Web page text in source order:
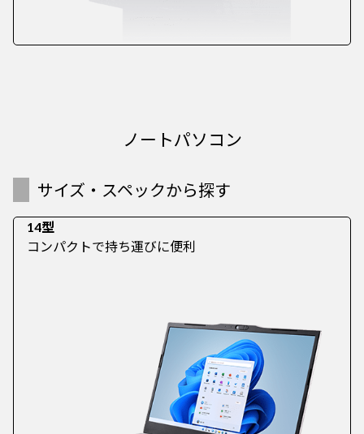
ノートパソコン
サイズ・スペックから探す
14型
コンパクトで持ち運びに便利